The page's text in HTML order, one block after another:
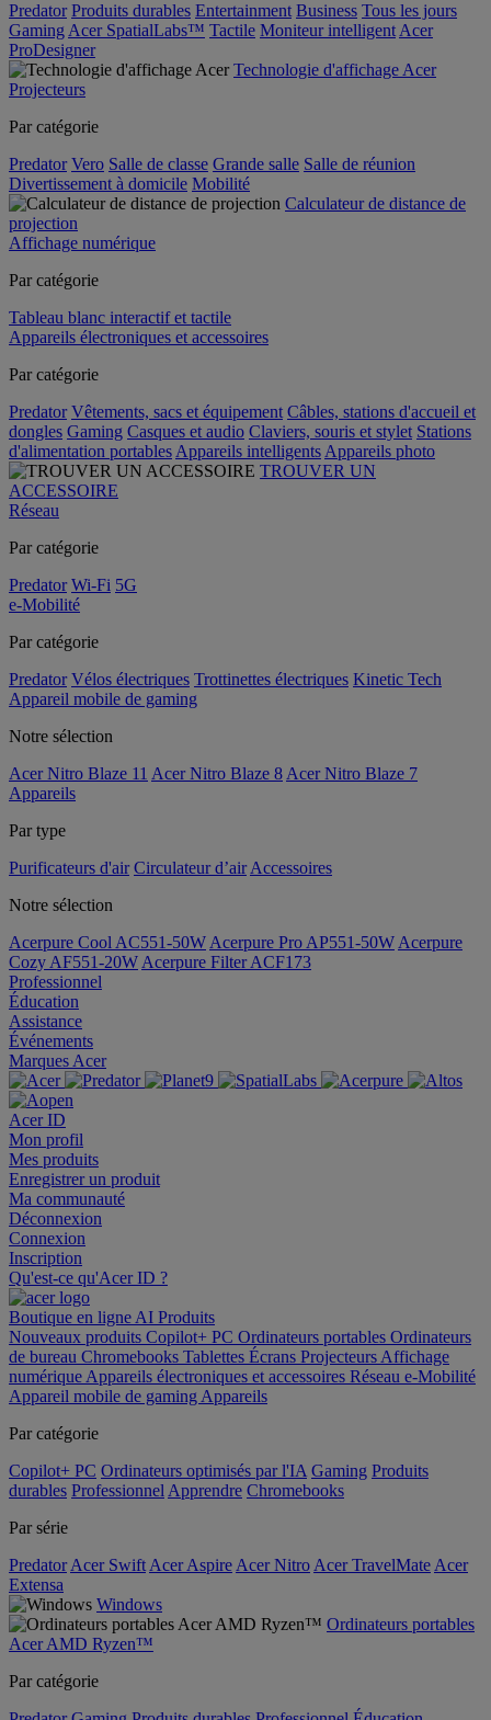
Predator Produits durables Entertainment Business Tous les jours
Gaming Acer SpatialLabs™ Tactile Moniteur intelligent Acer
ProDesigner
Technologie d'affichage Acer
Projecteurs
Par catégorie
Predator Vero Salle de classe Grande salle Salle de réunion
Divertissement à domicile Mobilité
Calculateur de distance de
projection
Affichage numérique
Par catégorie
Tableau blanc interactif et tactile
Appareils électroniques et accessoires
Par catégorie
Predator Vêtements, sacs et équipement Câbles, stations d'accueil et
dongles Gaming Casques et audio Claviers, souris et stylet Stations
d'alimentation portables Appareils intelligents Appareils photo
TROUVER UN
ACCESSOIRE
Réseau
Par catégorie
Predator Wi-Fi 5G
e-Mobilité
Par catégorie
Predator Vélos électriques Trottinettes électriques Kinetic Tech
Appareil mobile de gaming
Notre sélection
Acer Nitro Blaze 11 Acer Nitro Blaze 8 Acer Nitro Blaze 7
Appareils
Par type
Purificateurs d'air Circulateur d’air Accessoires
Notre sélection
Acerpure Cool AC551-50W Acerpure Pro AP551-50W Acerpure
Cozy AF551-20W Acerpure Filter ACF173
Professionnel
Éducation
Assistance
Événements
Marques Acer
Acer ID
Mon profil
Mes produits
Enregistrer un produit
Ma communauté
Déconnexion
Connexion
Inscription
Qu'est-ce qu'Acer ID ?
Boutique en ligne AI Produits
Nouveaux produits Copilot+ PC Ordinateurs portables Ordinateurs
de bureau Chromebooks Tablettes Écrans Projecteurs Affichage
numérique Appareils électroniques et accessoires Réseau e-Mobilité
Appareil mobile de gaming Appareils
Par catégorie
Copilot+ PC Ordinateurs optimisés par l'IA Gaming Produits
durables Professionnel Apprendre Chromebooks
Par série
Predator Acer Swift Acer Aspire Acer Nitro Acer TravelMate Acer
Extensa
Windows
Ordinateurs portables
Acer AMD Ryzen™
Par catégorie